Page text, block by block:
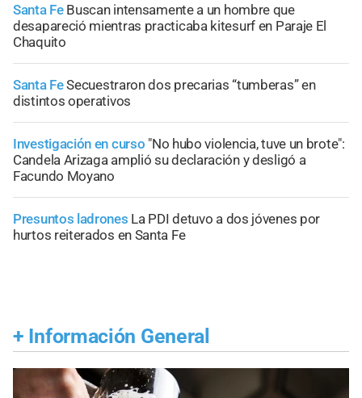
Santa Fe Buscan intensamente a un hombre que
desapareció mientras practicaba kitesurf en Paraje El
Chaquito
Santa FeSecuestraron dos precarias “tumberas” en
distintos operativos
Investigación en curso "No hubo violencia, tuve un brote":
Candela Arizaga amplió su declaración y desligó a
Facundo Moyano
Presuntos ladrones La PDI detuvo a dos jóvenes por
hurtos reiterados en Santa Fe
+ Información General